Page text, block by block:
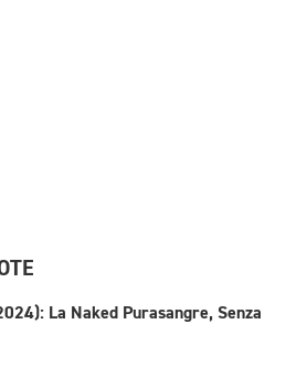
La Naked Purasangre, Senza